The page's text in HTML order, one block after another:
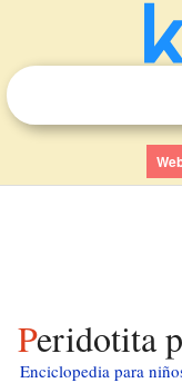
Peridotita
Enciclopedia para